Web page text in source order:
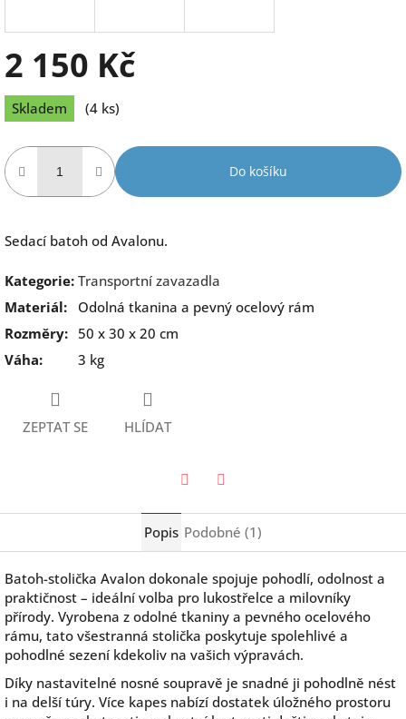
2 150 Kč
Měrná
cena:
Skladem (4 ks)
Do košíku
Sedací batoh od Avalonu.
Kategorie: Transportní zavazadla
Materiál:
Odolná tkanina a pevný ocelový rám
Rozměry: 50 x 30 x 20 cm
Váha: 3 kg
ZEPTAT SE HLÍDAT
Popis Podobné (1)
Batoh-stolička Avalon dokonale spojuje pohodlí, odolnost a
praktičnost – ideální volba pro lukostřelce a milovníky
přírody. Vyrobena z odolné tkaniny a pevného ocelového
rámu, tato všestranná stolička poskytuje spolehlivé a
pohodlné sezení kdekoliv na vašich výpravách.
Díky nastavitelné nosné soupravě je snadné ji pohodlně nést
i na delší túry. Více kapes nabízí dostatek úložného prostoru